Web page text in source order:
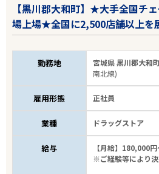
【黒川郡大和町】★大手全国チ
場上場★全国に2,500店舗以上を
勤務地 宮城県 黒川郡大和
南北線)
雇用形態 正社員
業種 ドラッグストア
給与
【月給】180,000
※ご経験等により